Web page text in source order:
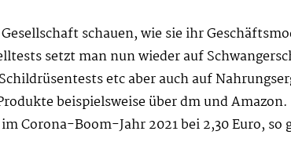
schauen, wie sie ihr
setzt man nun wieder auf
etc aber auch auf
beispielsweise über dm und
Corona-Boom-Jahr 2021 bei 2,30 Euro, so